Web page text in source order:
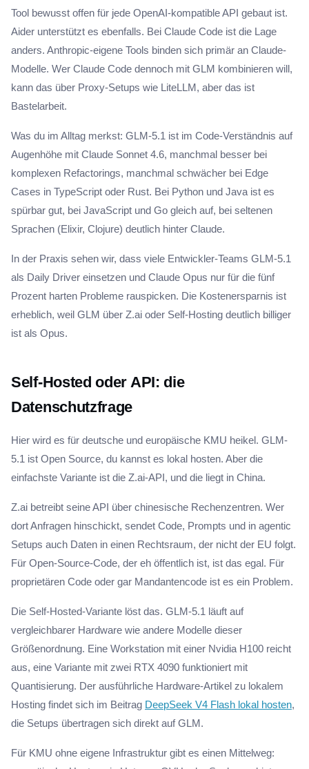
Tool bewusst offen für jede OpenAI-kompatible API gebaut ist.
Aider unterstützt es ebenfalls. Bei Claude Code ist die Lage
anders. Anthropic-eigene Tools binden sich primär an Claude-
Modelle. Wer Claude Code dennoch mit GLM kombinieren will,
kann das über Proxy-Setups wie LiteLLM, aber das ist
Bastelarbeit.
Was du im Alltag merkst: GLM-5.1 ist im Code-Verständnis auf
Augenhöhe mit Claude Sonnet 4.6, manchmal besser bei
komplexen Refactorings, manchmal schwächer bei Edge
Cases in TypeScript oder Rust. Bei Python und Java ist es
spürbar gut, bei JavaScript und Go gleich auf, bei seltenen
Sprachen (Elixir, Clojure) deutlich hinter Claude.
In der Praxis sehen wir, dass viele Entwickler-Teams GLM-5.1
als Daily Driver einsetzen und Claude Opus nur für die fünf
Prozent harten Probleme rauspicken. Die Kostenersparnis ist
erheblich, weil GLM über Z.ai oder Self-Hosting deutlich billiger
ist als Opus.
Self-Hosted oder API: die
Datenschutzfrage
Hier wird es für deutsche und europäische KMU heikel. GLM-
5.1 ist Open Source, du kannst es lokal hosten. Aber die
einfachste Variante ist die Z.ai-API, und die liegt in China.
Z.ai betreibt seine API über chinesische Rechenzentren. Wer
dort Anfragen hinschickt, sendet Code, Prompts und in agentic
Setups auch Daten in einen Rechtsraum, der nicht der EU folgt.
Für Open-Source-Code, der eh öffentlich ist, ist das egal. Für
proprietären Code oder gar Mandantencode ist es ein Problem.
Die Self-Hosted-Variante löst das. GLM-5.1 läuft auf
vergleichbarer Hardware wie andere Modelle dieser
Größenordnung. Eine Workstation mit einer Nvidia H100 reicht
aus, eine Variante mit zwei RTX 4090 funktioniert mit
Quantisierung. Der ausführliche Hardware-Artikel zu lokalem
Hosting findet sich im Beitrag DeepSeek V4 Flash lokal hosten,
die Setups übertragen sich direkt auf GLM.
Für KMU ohne eigene Infrastruktur gibt es einen Mittelweg: